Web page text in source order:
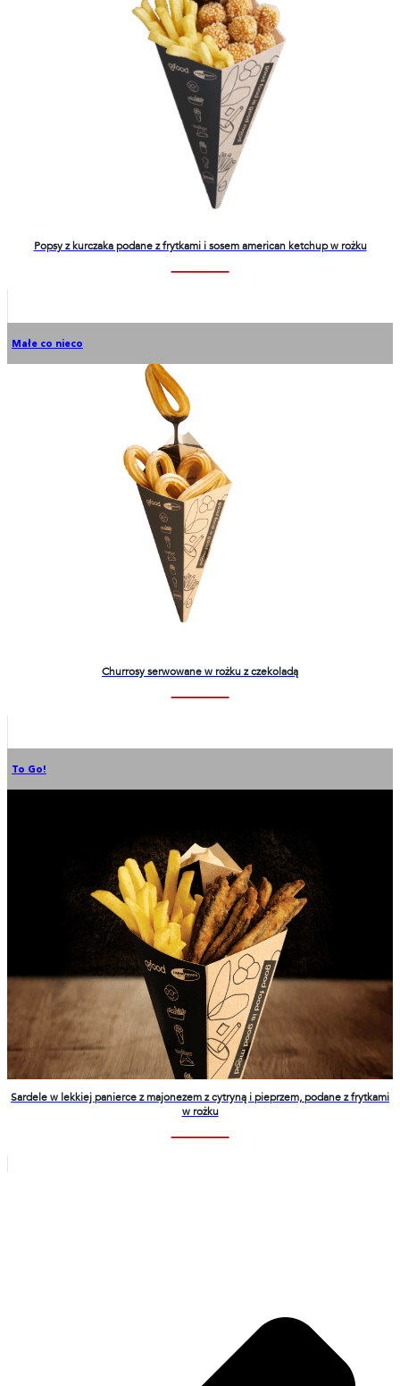
Popsy z kurczaka podane z frytkami i sosem american ketchup w rożku
Małe co nieco
Churrosy serwowane w rożku z czekoladą
To Go!
Sardele w lekkiej panierce z majonezem z cytryną i pieprzem, podane z frytkami
w rożku